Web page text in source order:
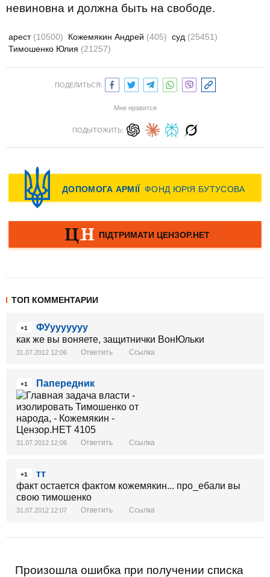
невиновна и должна быть на свободе.
арест (10500) Кожемякин Андрей (405) суд (25451)
Тимошенко Юлия (21257)
ПОДЕЛИТЬСЯ:
Мне нравится
ПОДЫТОЖИТЬ:
ТОП КОММЕНТАРИИ
+1
ФУууууууу
как же вы воняете, защитнички ВонЮльки
31.07.2012 12:06 Ответить Ссылка
+1 Папередник
31.07.2012 12:06 Ответить Ссылка
+1
тт
факт остается фактом кожемякин... про_ебали вы
свою тимошенко
31.07.2012 12:07 Ответить Ссылка
Произошла ошибка при получении списка